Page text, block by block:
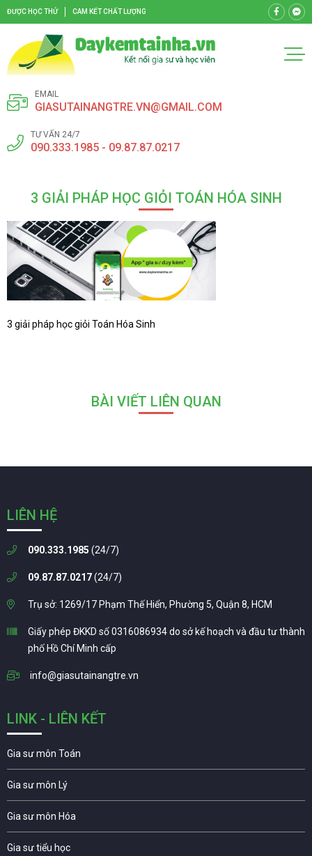
ĐƯỢC HỌC THỬ CAM KẾT CHẤT LƯỢNG
EMAIL
GIASUTAINANGTRE.VN@GMAIL.COM
TƯ VẤN 24/7
090.333.1985 - 09.87.87.0217
3 GIẢI PHÁP HỌC GIỎI TOÁN HÓA SINH
3 giải pháp học giỏi Toán Hóa Sinh
BÀI VIẾT LIÊN QUAN
LIÊN HỆ
090.333.1985 (24/7)
09.87.87.0217(24/7)
Trụ sở: 1269/17 Phạm Thế Hiển, Phường 5, Quận 8, HCM
Giấy phép ĐKKD số 0316086934 do sở kế hoạch và đầu tư thành
phố Hồ Chí Minh cấp
info@giasutainangtre.vn
LINK - LIÊN KẾT
Gia sư môn Toán
Gia sư môn Lý
Gia sư môn Hóa
Gia sư tiểu học